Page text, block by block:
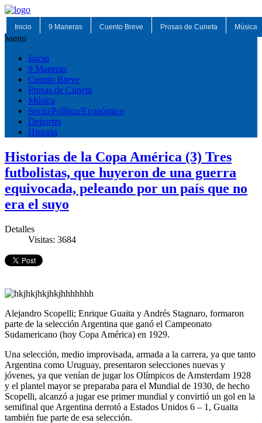
Inicio 9 Maneras Cuento Breve Prosas de Cuneta Música
Menu
Inicio
9 Maneras
Cuento Breve
Prosas de Cuneta
Música
Socio/Político/Económico
Deportes
Historia
Historias de la Copa América (3) Tres
futbolistas, que huyeron de una guerra
equivocada, peleando por un país que no
era el suyo
Detalles
Visitas: 3684
Alejandro Scopelli; Enrique Guaita y Andrés Stagnaro, formaron
parte de la selección Argentina que ganó el Campeonato
Sudamericano (hoy Copa América) en 1929.
Una selección, medio improvisada, armada a la carrera, ya que tanto
Argentina como Uruguay, presentaron selecciones nuevas y
jóvenes, ya que venían de jugar los Olímpicos de Amsterdam 1928
y el plantel mayor se preparaba para el Mundial de 1930, de hecho
Scopelli, alcanzó a jugar ese primer mundial y convirtió un gol en la
semifinal que Argentina derrotó a Estados Unidos 6 – 1, Guaita
también fue parte de esa selección.